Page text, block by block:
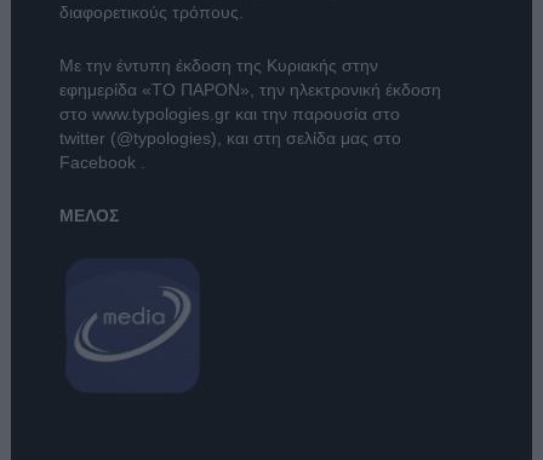
διαφορετικούς τρόπους.
Με την έντυπη έκδοση της Κυριακής στην
εφημερίδα «ΤΟ ΠΑΡΟΝ» , την ηλεκτρονική έκδοση
στο www.typologies.grκαι την παρουσία στο
twitter (@typologies) , και στη σελίδα μας στο
Facebook
ΜΕΛΟΣ